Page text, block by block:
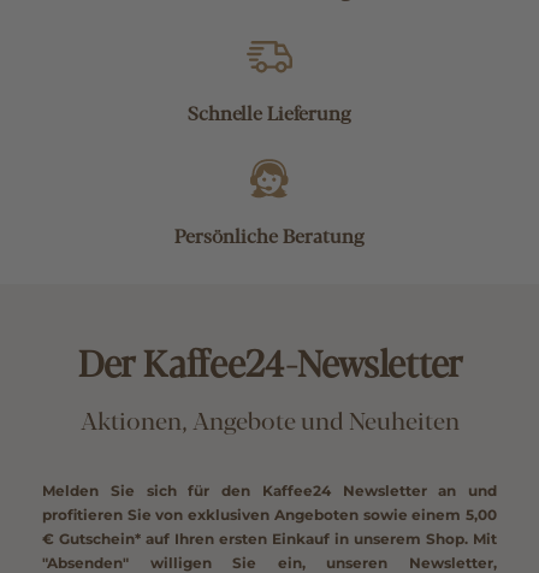
Schnelle Lieferung
Persönliche Beratung
Der Kaffee24-Newsletter
Aktionen, Angebote und Neuheiten
Melden Sie sich für den Kaffee24 Newsletter an und
profitieren Sie von exklusiven Angeboten sowie einem 5,00
€ Gutschein* auf Ihren ersten Einkauf in unserem Shop. Mit
"Absenden" willigen Sie ein, unseren Newsletter,